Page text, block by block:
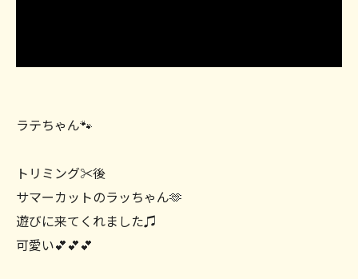
ラテちゃん🐾
トリミング✂️後
サマーカットのラッちゃん🫶
遊びに来てくれました♫
可愛い💕💕💕